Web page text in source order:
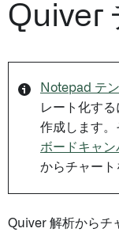
Quiver
Notepad テ
レート化す
作成します
ボードキャン
からチャート
Quiver 解析からチ